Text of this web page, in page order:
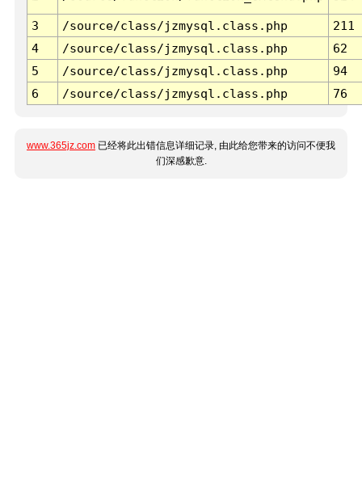
3 /source/class/jzmysql.class.php
211
4
/source/class/jzmysql.class.php
62
5
/source/class/jzmysql.class.php
94
6
/source/class/jzmysql.class.php 76
www.365jz.com 已经将此出错信息详细记录, 由此给您带来的访问不便我
们深感歉意.